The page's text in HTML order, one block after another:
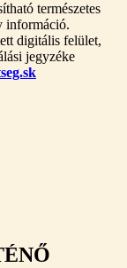
természetes
információ.
digitális felület,
jegyzéke